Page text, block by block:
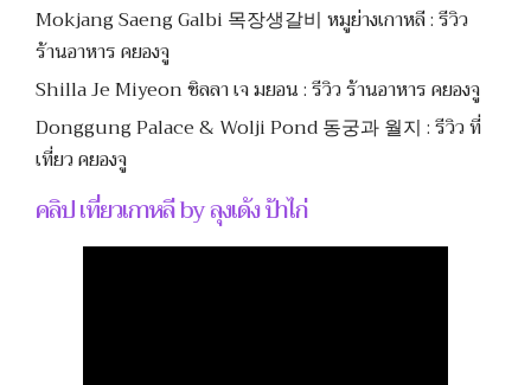
Mokjang Saeng Galbi 목장생갈비 หมูย่างเกาหลี : รีวิว
ร้านอาหาร คยองจู
Shilla Je Miyeon ชิลลา เจ มยอน : รีวิว ร้านอาหาร คยองจู
Donggung Palace & Wolji Pond 동궁과 월지 : รีวิว ที่
เที่ยว คยองจู
คลิป เที่ยวเกาหลี by ลุงเด้ง ป้าไก่